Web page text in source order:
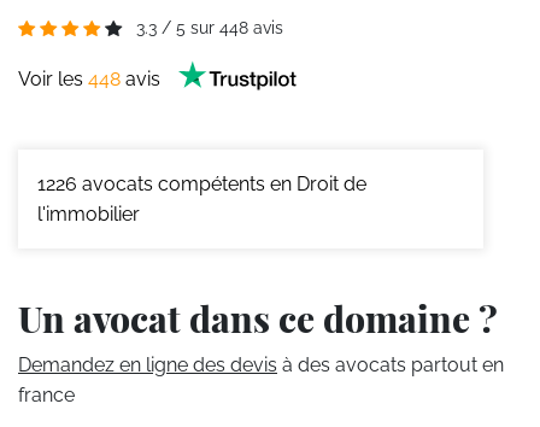
3.3 / 5 sur 448 avis
Voir les 448 avis
1226 avocats compétents en Droit de
l'immobilier
Un avocat dans ce domaine ?
Demandez en ligne des devis à des avocats partout en
france